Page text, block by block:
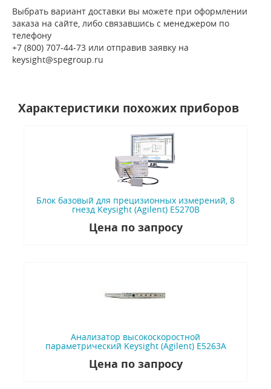
Выбрать вариант доставки вы можете при оформлении
заказа на сайте, либо связавшись с менеджером по
телефону
+7 (800) 707-44-73 или отправив заявку на
keysight@spegroup.ru
Характеристики похожих приборов
Блок базовый для прецизионных измерений, 8
гнезд Keysight (Agilent) E5270B
Цена по запросу
Анализатор высокоскоростной
параметрический Keysight (Agilent) E5263A
Цена по запросу